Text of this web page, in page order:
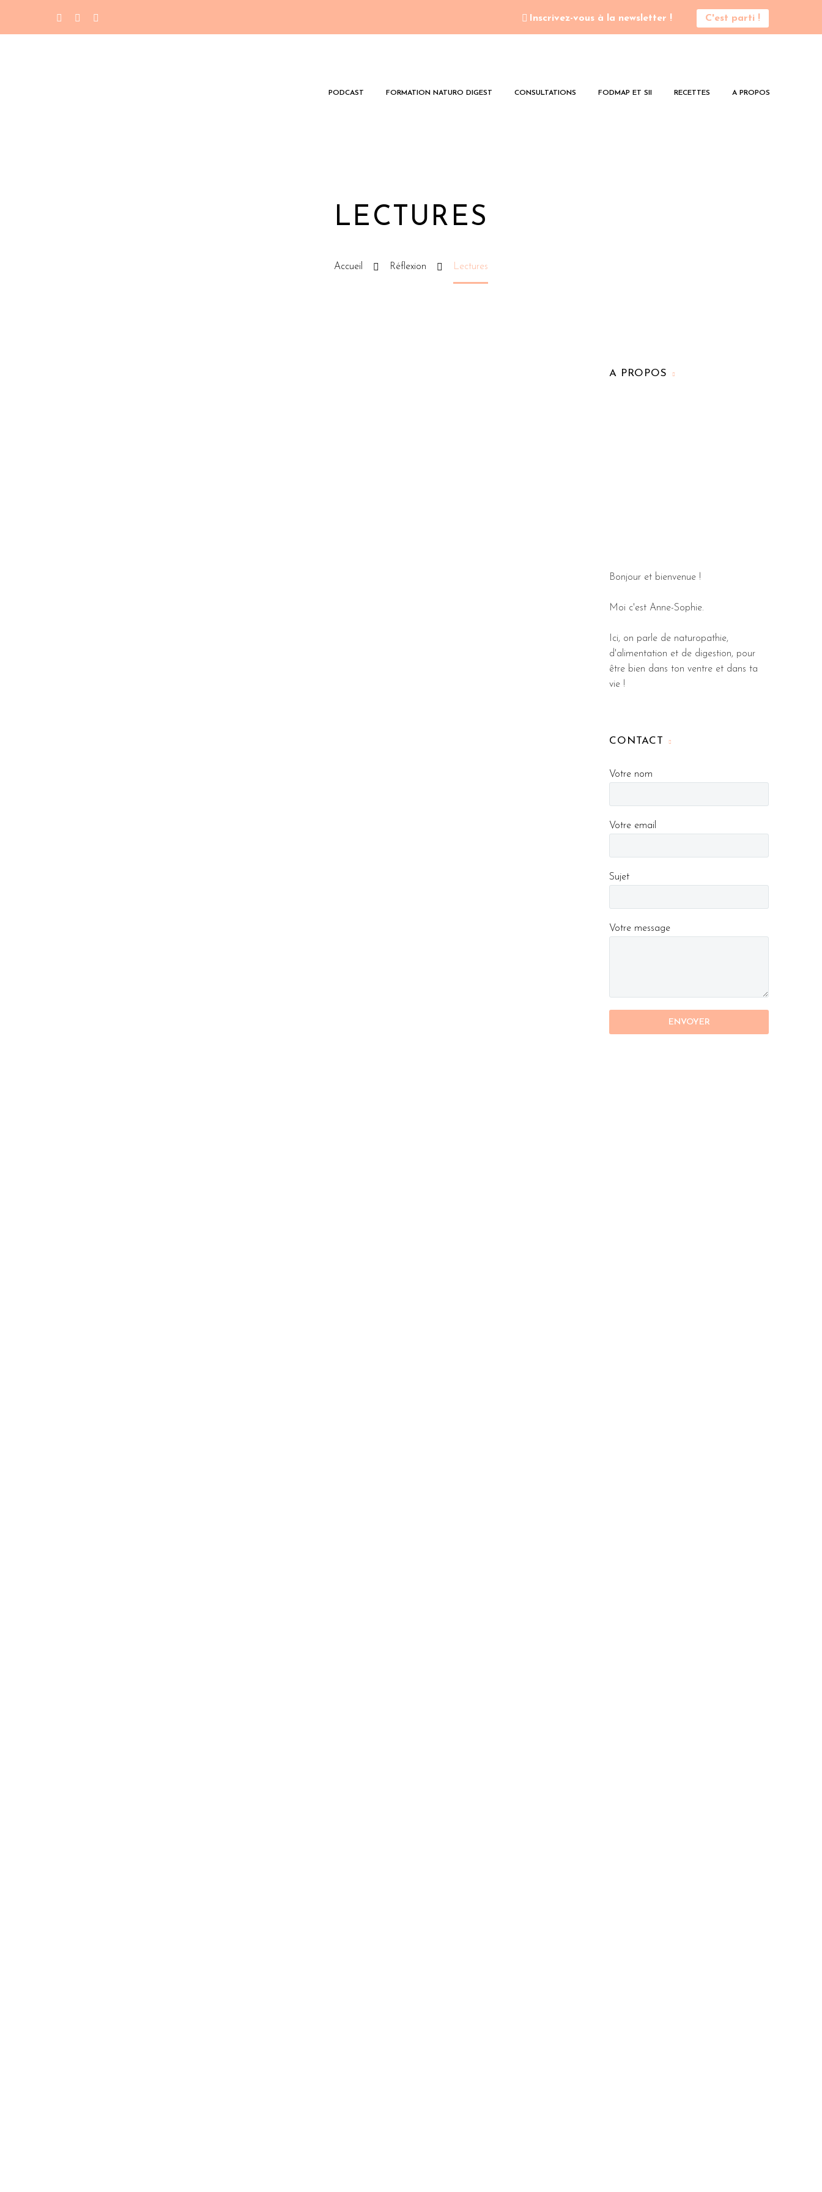
Inscrivez-vous à la newsletter ! C'est parti !
PODCAST FORMATION NATURO DIGEST CONSULTATIONS FODMAP ET SII RECETTES A PROPOS
LECTURES
Accueil Réflexion Lectures
A PROPOS
Bonjour et bienvenue !
Moi c'est Anne-Sophie.
Ici, on parle de naturopathie,
d'alimentation et de digestion, pour
être bien dans ton ventre et dans ta
vie !
CONTACT
Votre nom
Votre email
Sujet
Votre message